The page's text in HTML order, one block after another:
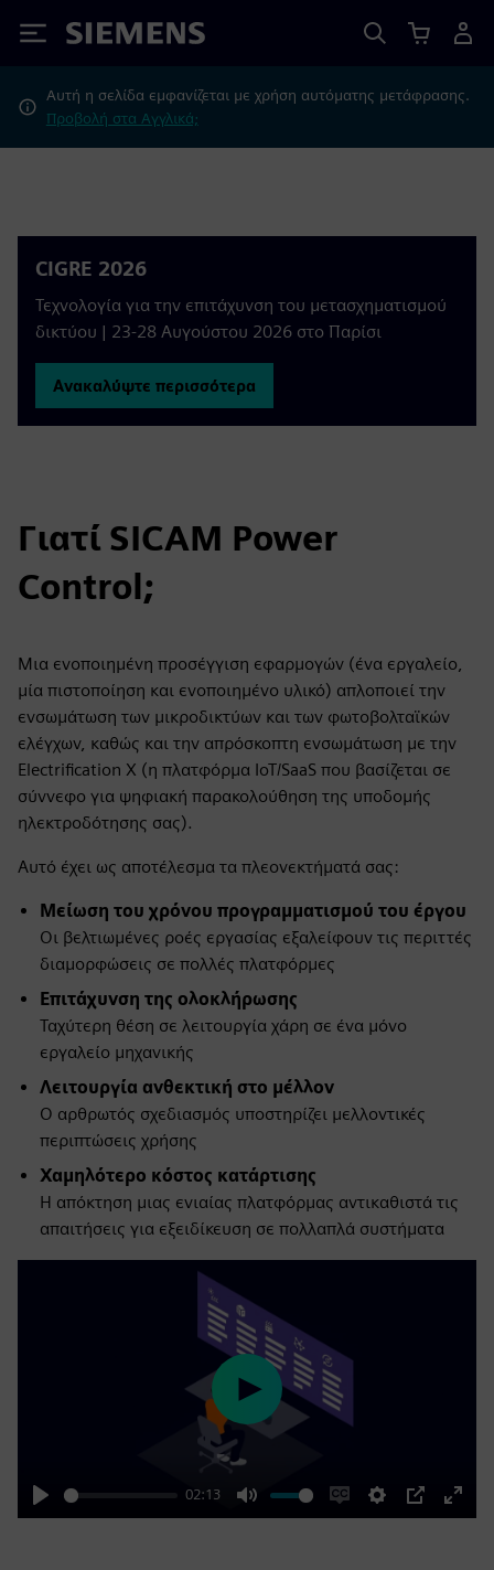
Siemens
Αυτή η σελίδα εμφανίζεται με χρήση αυτόματης μετάφρασης.
Προβολή στα Αγγλικά;
CIGRE 2026
Τεχνολογία για την επιτάχυνση του μετασχηματισμού
δικτύου | 23-28 Αυγούστου 2026 στο Παρίσι
Ανακαλύψτε περισσότερα
Γιατί SICAM Power
Control;
Μια ενοποιημένη προσέγγιση εφαρμογών (ένα εργαλείο,
μία πιστοποίηση και ενοποιημένο υλικό) απλοποιεί την
ενσωμάτωση των μικροδικτύων και των φωτοβολταϊκών
ελέγχων, καθώς και την απρόσκοπτη ενσωμάτωση με την
Electrification X (η πλατφόρμα IoT/SaaS που βασίζεται σε
σύννεφο για ψηφιακή παρακολούθηση της υποδομής
ηλεκτροδότησης σας).
Αυτό έχει ως αποτέλεσμα τα πλεονεκτήματά σας:
Μείωση του χρόνου προγραμματισμού του έργου
Οι βελτιωμένες ροές εργασίας εξαλείφουν τις περιττές
διαμορφώσεις σε πολλές πλατφόρμες
Επιτάχυνση της ολοκλήρωσης
Ταχύτερη θέση σε λειτουργία χάρη σε ένα μόνο
εργαλείο μηχανικής
Λειτουργία ανθεκτική στο μέλλον
Ο αρθρωτός σχεδιασμός υποστηρίζει μελλοντικές
περιπτώσεις χρήσης
Χαμηλότερο κόστος κατάρτισης
Η απόκτηση μιας ενιαίας πλατφόρμας αντικαθιστά τις
απαιτήσεις για εξειδίκευση σε πολλαπλά συστήματα
Play
02:13
Mute
EnableSettings
PIP
Enter
Play